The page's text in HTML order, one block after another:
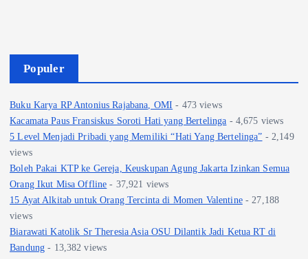
Populer
Buku Karya RP Antonius Rajabana, OMI - 473 views
Kacamata Paus Fransiskus Soroti Hati yang Bertelinga - 4,675 views
5 Level Menjadi Pribadi yang Memiliki “Hati Yang Bertelinga” - 2,149
views
Boleh Pakai KTP ke Gereja, Keuskupan Agung Jakarta Izinkan Semua
Orang Ikut Misa Offline - 37,921 views
15 Ayat Alkitab untuk Orang Tercinta di Momen Valentine- 27,188
views
Biarawati Katolik Sr Theresia Asia OSU Dilantik Jadi Ketua RT di
Bandung - 13,382 views